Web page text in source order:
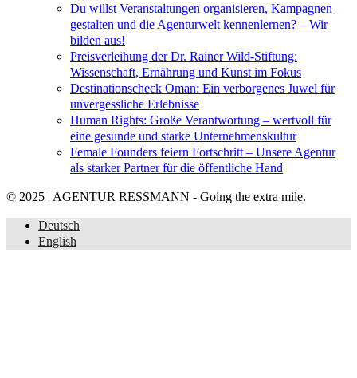
Du willst Veranstaltungen organisieren, Kampagnen
gestalten und die Agenturwelt kennenlernen? – Wir
bilden aus!
Preisverleihung der Dr. Rainer Wild-Stiftung:
Wissenschaft, Ernährung und Kunst im Fokus
Destinationscheck Oman: Ein verborgenes Juwel für
unvergessliche Erlebnisse
Human Rights: Große Verantwortung – wertvoll für
eine gesunde und starke Unternehmenskultur
Female Founders feiern Fortschritt – Unsere Agentur
als starker Partner für die öffentliche Hand
© 2025 | AGENTUR RESSMANN - Going the extra mile.
Deutsch
English